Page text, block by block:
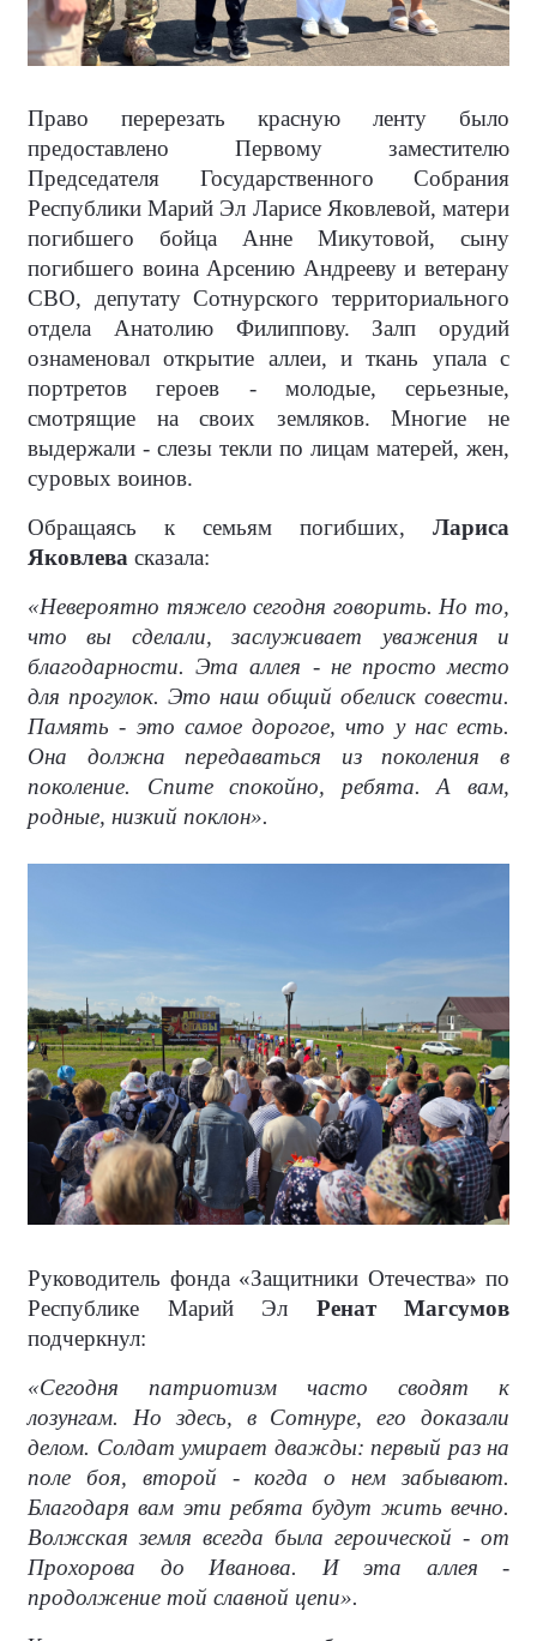
Право перерезать красную ленту было
предоставлено Первому заместителю
Председателя Государственного Собрания
Республики Марий Эл Ларисе Яковлевой, матери
погибшего бойца Анне Микутовой, сыну
погибшего воина Арсению Андрееву и ветерану
СВО, депутату Сотнурского территориального
отдела Анатолию Филиппову. Залп орудий
ознаменовал открытие аллеи, и ткань упала с
портретов героев - молодые, серьезные,
смотрящие на своих земляков. Многие не
выдержали - слезы текли по лицам матерей, жен,
суровых воинов.
Обращаясь к семьям погибших, Лариса
Яковлева сказала:
«Невероятно тяжело сегодня говорить. Но то,
что вы сделали, заслуживает уважения и
благодарности. Эта аллея - не просто место
для прогулок. Это наш общий обелиск совести.
Память - это самое дорогое, что у нас есть.
Она должна передаваться из поколения в
поколение. Спите спокойно, ребята. А вам,
родные, низкий поклон».
Руководитель фонда «Защитники Отечества» по
Республике Марий Эл Ренат Магсумов
подчеркнул:
«Сегодня патриотизм часто сводят к
лозунгам. Но здесь, в Сотнуре, его доказали
делом. Солдат умирает дважды: первый раз на
поле боя, второй - когда о нем забывают.
Благодаря вам эти ребята будут жить вечно.
Волжская земля всегда была героической - от
Прохорова до Иванова. И эта аллея -
продолжение той славной цепи».